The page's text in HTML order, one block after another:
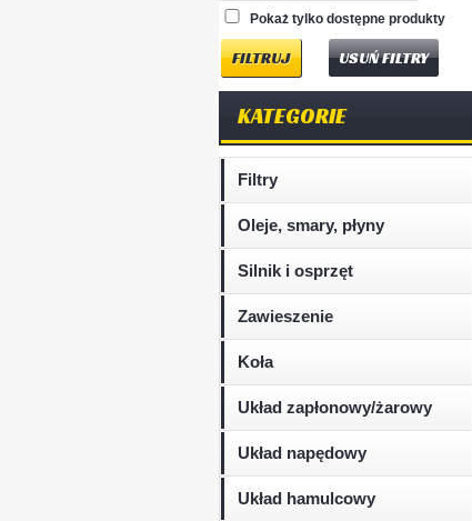
Pokaż tylko dostępne produkty
USUŃ FILTRY
KATEGORIE
Filtry
Oleje, smary, płyny
Silnik i osprzęt
Zawieszenie
Koła
Układ zapłonowy/żarowy
Układ napędowy
Układ hamulcowy